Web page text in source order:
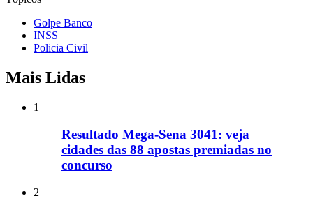
Golpe Banco
INSS
Policia Civil
Mais Lidas
1
Resultado Mega-Sena 3041: veja
cidades das 88 apostas premiadas no
concurso
2